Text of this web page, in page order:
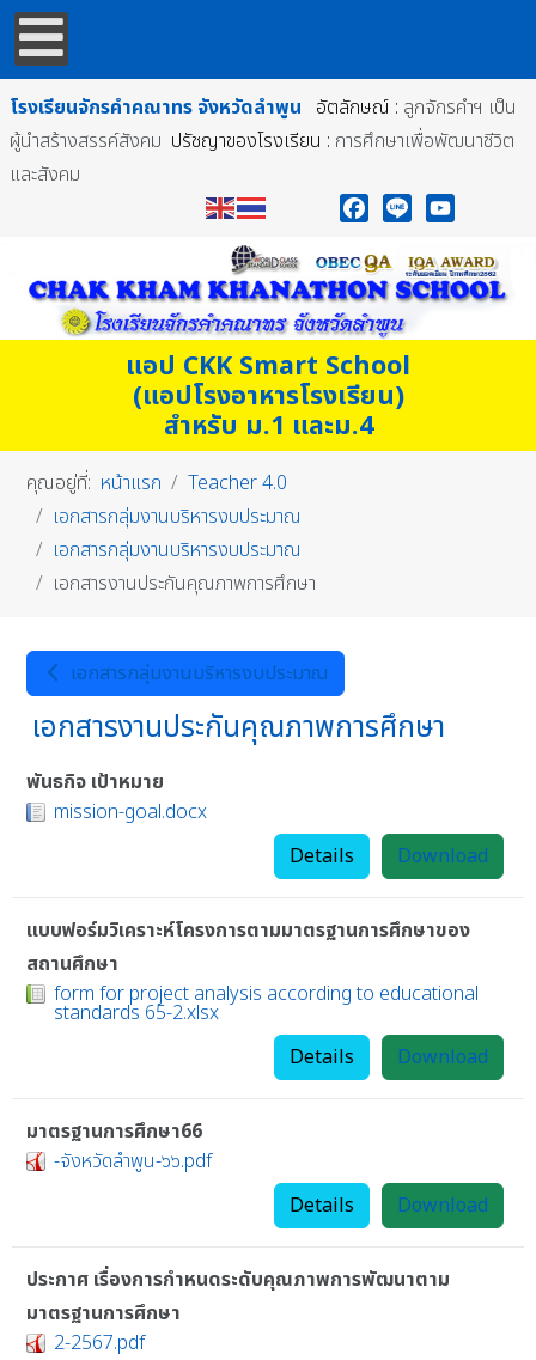
โรงเรียนจักรคำคณาทร จังหวัดลำพูน อัตลักษณ์ : ลูกจักรคำฯ เป็น
ผู้นำสร้างสรรค์สังคม ปรัชญาของโรงเรียน : การศึกษาเพื่อพัฒนาชีวิต
และสังคม
แอป CKK Smart School
(แอปโรงอาหารโรงเรียน)
สำหรับ ม.1 และม.4
คุณอยู่ที่: หน้าแรก
Teacher 4.0
เอกสารกลุ่มงานบริหารงบประมาณ
เอกสารกลุ่มงานบริหารงบประมาณ
เอกสารงานประกันคุณภาพการศึกษา
เอกสารกลุ่มงานบริหารงบประมาณ
เอกสารงานประกันคุณภาพการศึกษา
พันธกิจ เป้าหมาย
mission-goal.docx
Download
Details
แบบฟอร์มวิเคราะห์โครงการตามมาตรฐานการศึกษาของ
สถานศึกษา
form for project analysis according to educational
standards 65-2.xlsx
Download
Details
มาตรฐานการศึกษา66
-จังหวัดลำพูน-๖๖.pdf
Download
Details
ประกาศ เรื่องการกำหนดระดับคุณภาพการพัฒนาตาม
มาตรฐานการศึกษา
2-2567.pdf